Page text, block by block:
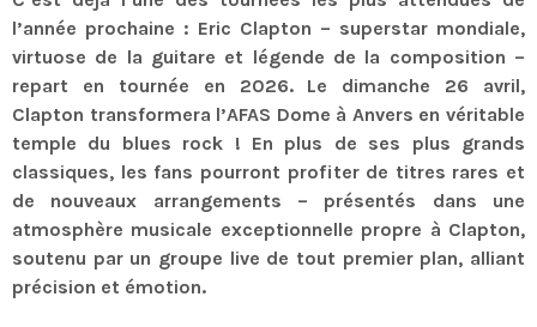
l’année prochaine : Eric Clapton – superstar mondiale,
virtuose de la guitare et légende de la composition –
repart en tournée en 2026. Le dimanche 26 avril,
Clapton transformera l’AFAS Dome à Anvers en véritable
temple du blues rock ! En plus de ses plus grands
classiques, les fans pourront profiter de titres rares et
de nouveaux arrangements – présentés dans une
atmosphère musicale exceptionnelle propre à Clapton,
soutenu par un groupe live de tout premier plan, alliant
précision et émotion.